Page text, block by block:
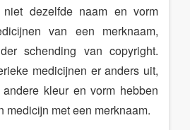
niet dezelfde naam en vorm
van een merknaam,
schending van copyright.
medicijnen er anders uit,
kleur en vorm hebben
medicijn met een merknaam.